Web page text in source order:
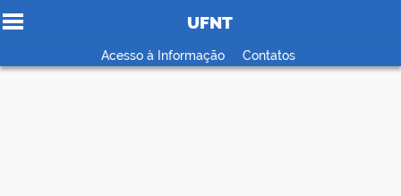
Ir para o conteúdo
UFNT
Acesso à Informação Contatos